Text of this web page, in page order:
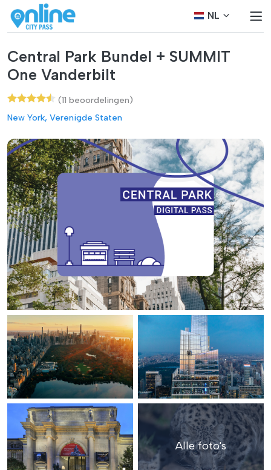
NL
Central Park Bundel + SUMMIT
One Vanderbilt
(11 beoordelingen)
New York, Verenigde Staten
Alle foto's